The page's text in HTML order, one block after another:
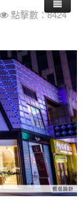
點擊數：8424